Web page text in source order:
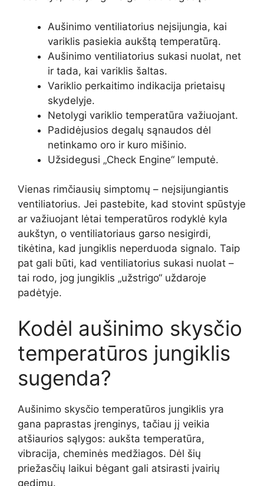
Aušinimo ventiliatorius neįsijungia, kai
variklis pasiekia aukštą temperatūrą.
Aušinimo ventiliatorius sukasi nuolat, net
ir tada, kai variklis šaltas.
Variklio perkaitimo indikacija prietaisų
skydelyje.
Netolygi variklio temperatūra važiuojant.
Padidėjusios degalų sąnaudos dėl
netinkamo oro ir kuro mišinio.
Užsidegusi „Check Engine“ lemputė.
Vienas rimčiausių simptomų – neįsijungiantis
ventiliatorius. Jei pastebite, kad stovint spūstyje
ar važiuojant lėtai temperatūros rodyklė kyla
aukštyn, o ventiliatoriaus garso nesigirdi,
tikėtina, kad jungiklis neperduoda signalo. Taip
pat gali būti, kad ventiliatorius sukasi nuolat –
tai rodo, jog jungiklis „užstrigo“ uždaroje
padėtyje.
Kodėl aušinimo skysčio
temperatūros jungiklis
sugenda?
Aušinimo skysčio temperatūros jungiklis yra
gana paprastas įrenginys, tačiau jį veikia
atšiaurios sąlygos: aukšta temperatūra,
vibracija, cheminės medžiagos. Dėl šių
priežasčių laikui bėgant gali atsirasti įvairių
gedimų.